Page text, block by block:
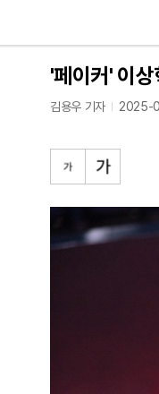
'페이커' 이
김용우 기자 2025-